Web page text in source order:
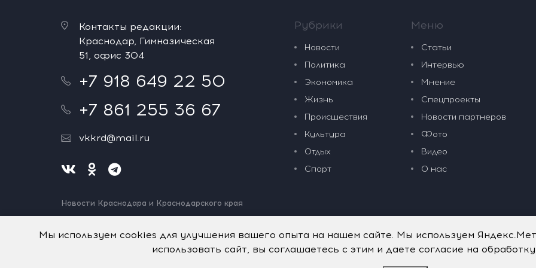
Контакты редакции:
Краснодар, Гимназическая
51, офис 304
+7 918 649 22 50
+7 861 255 36 67
vkkrd@mail.ru
Новости Краснодара и Краснодарского края
Нашли ошибку? Выделите и нажмите Ctrl+Enter.
Рубрики
Новости
Политика
Экономика
Жизнь
Происшествия
Культура
Отдых
Спорт
Меню
Статьи
Интервью
Мнение
Спецпроекты
Новости партнеров
Фото
Видео
О нас
Мы используем cookies для улучшения вашего опыта на нашем сайте. Мы используем
использовать сайт, вы соглашаетесь с этим и даете согласие на